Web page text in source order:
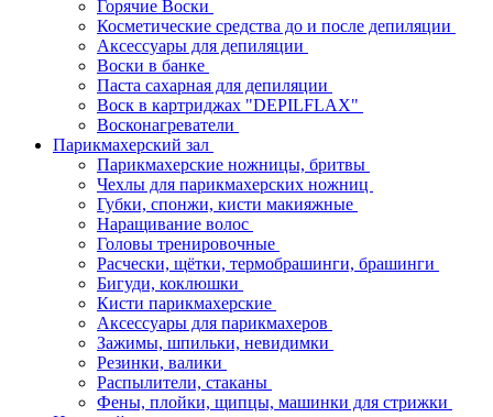
Горячие Воски
Косметические средства до и после депиляции
Аксессуары для депиляции
Воски в банке
Паста сахарная для депиляции
Воск в картриджах "DEPILFLAX"
Восконагреватели
Парикмахерский зал
Парикмахерские ножницы, бритвы
Чехлы для парикмахерских ножниц
Губки, спонжи, кисти макияжные
Наращивание волос
Головы тренировочные
Расчески, щётки, термобрашинги, брашинги
Бигуди, коклюшки
Кисти парикмахерские
Аксессуары для парикмахеров
Зажимы, шпильки, невидимки
Резинки, валики
Распылители, стаканы
Фены, плойки, щипцы, машинки для стрижки